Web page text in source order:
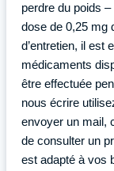
perdre du poids
dose de 0,25 mg
d’entretien, il est
médicaments
être effectuée
nous écrire
envoyer un mail,
de consulter un
est adapté à vos